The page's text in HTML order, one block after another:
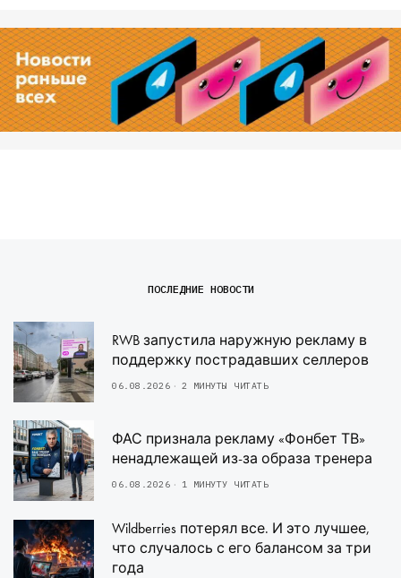
ПОСЛЕДНИЕ НОВОСТИ
RWB запустила наружную рекламу в
поддержку пострадавших селлеров
06.08.2026 2 МИНУТЫ ЧИТАТЬ
ФАС признала рекламу «Фонбет ТВ»
ненадлежащей из-за образа тренера
06.08.2026 1 МИНУТУ ЧИТАТЬ
Wildberries потерял все. И это лучшее,
что случалось с его балансом за три
года